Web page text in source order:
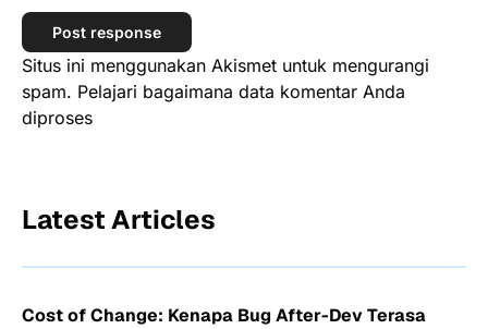
Situs ini menggunakan Akismet untuk mengurangi
spam. Pelajari bagaimana data komentar Anda
diproses
Latest Articles
Cost of Change: Kenapa Bug After-Dev Terasa